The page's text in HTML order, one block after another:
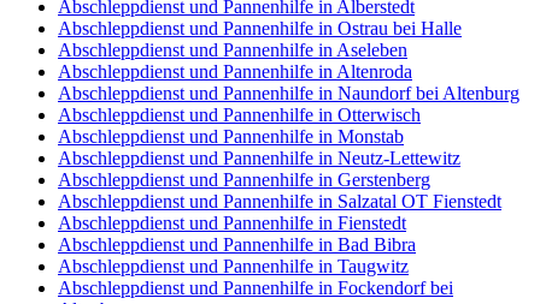
Abschleppdienst und Pannenhilfe in Alberstedt
Abschleppdienst und Pannenhilfe in Ostrau bei Halle
Abschleppdienst und Pannenhilfe in Aseleben
Abschleppdienst und Pannenhilfe in Altenroda
Abschleppdienst und Pannenhilfe in Naundorf bei Altenburg
Abschleppdienst und Pannenhilfe in Otterwisch
Abschleppdienst und Pannenhilfe in Monstab
Abschleppdienst und Pannenhilfe in Neutz-Lettewitz
Abschleppdienst und Pannenhilfe in Gerstenberg
Abschleppdienst und Pannenhilfe in Salzatal OT Fienstedt
Abschleppdienst und Pannenhilfe in Fienstedt
Abschleppdienst und Pannenhilfe in Bad Bibra
Abschleppdienst und Pannenhilfe in Taugwitz
Abschleppdienst und Pannenhilfe in Fockendorf bei